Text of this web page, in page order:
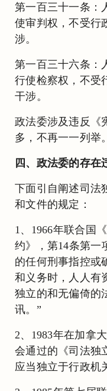
第一百三十一条：
使审判权，不受行
涉。
第一百三十六条：
行使检察权，不受
干涉。
政法委涉及违反《
多，不再一一列举。
四、政法委的存在
下面引自阐述司法
和文件的规定：
1、1966年联合国
约》，第14条第一
的任何刑事指控或
和义务时，人人有
独立的和无偏倚的
讯。”
2、1983年在加拿
会通过的《司法独
应当独立于行政机